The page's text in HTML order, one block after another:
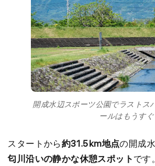
開成水辺スポーツ公園でラストス
ールはもうすぐ
スタートから約31.5km地点の開成
匂川沿いの静かな休憩スポット です